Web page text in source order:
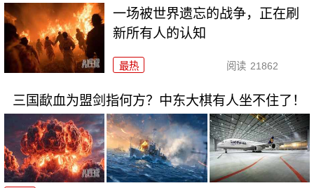
一场被世界遗忘的战争，正在刷
新所有人的认知
最热 阅读 21862
三国歃血为盟剑指何方？中东大棋有人坐不住了！